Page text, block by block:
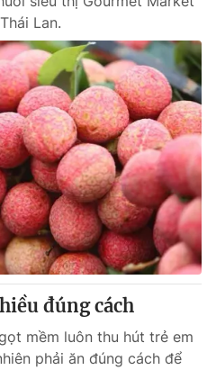
Lan.
đúng cách
mềm luôn thu hút trẻ em
phải ăn đúng cách để